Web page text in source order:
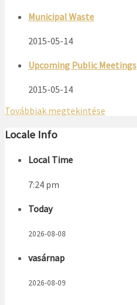
Municipal Waste
2015-05-14
Upcoming Public Meetings
2015-05-14
Továbbiak megtekintése
Locale Info
Local Time
7:24 pm
Today
2026-08-08
vasárnap
2026-08-09